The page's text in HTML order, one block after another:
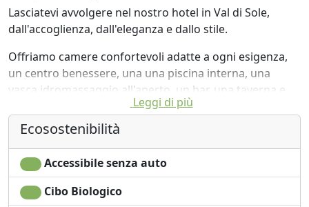
Lasciatevi avvolgere nel nostro hotel in Val di Sole,
dall'accoglienza, dall'eleganza e dallo stile.
Offriamo camere confortevoli adatte a ogni esigenza,
un centro benessere, una una piscina interna, una
vasca idromassaggio all'aperto, un bar, una taverna e
un ristorante dove prepariamo prelibatezze trentine. La
colazione è a buffet ed abbondante, preparata con
L'hotel offre l'accesso diretto alle piste sciistiche e un
deposito sci. È possibile noleggiare anche l'attrezzatura.
Leggi di più
Ecosostenibilità
Accessibile senza auto
Cibo Biologico